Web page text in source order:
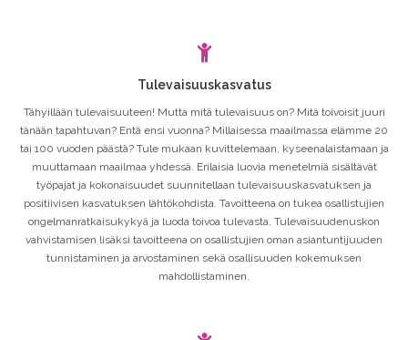
Tulevaisuuskasvatus
Tähyillään tulevaisuuteen! Mutta mitä tulevaisuus on? Mitä toivoisit juuri
tänään tapahtuvan? Entä ensi vuonna? Millaisessa maailmassa elämme 20
tai 100 vuoden päästä? Tule mukaan kuvittelemaan, kyseenalaistamaan ja
muuttamaan maailmaa yhdessä. Erilaisia luovia menetelmiä sisältävät
työpajat ja kokonaisuudet suunnitellaan tulevaisuuskasvatuksen ja
positiivisen kasvatuksen lähtökohdista. Tavoitteena on tukea osallistujien
ongelmanratkaisukykyä ja luoda toivoa tulevasta. Tulevaisuudenuskon
vahvistamisen lisäksi tavoitteena on osallistujien oman asiantuntijuuden
tunnistaminen ja arvostaminen sekä osallisuuden kokemuksen
mahdollistaminen.